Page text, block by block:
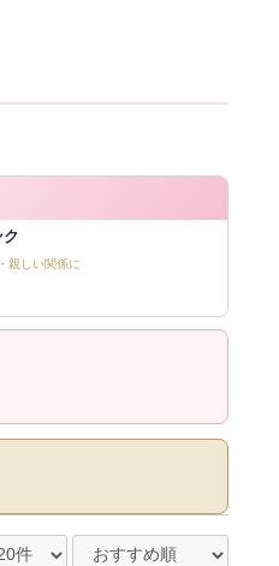
ク
親しい関係に